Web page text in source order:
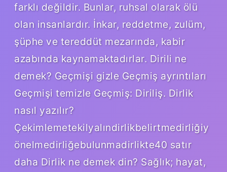
farklı değildir. Bunlar, ruhsal olarak ölü
olan insanlardır. İnkar, reddetme, zulüm,
şüphe ve tereddüt mezarında, kabir
azabında kaynamaktadırlar. Dirili ne
demek? Geçmişi gizle Geçmiş ayrıntıları
Geçmişi temizle Geçmiş: Diriliş. Dirlik
nasıl yazılır?
Çekimlemetekilyalındirlikbelirtmedirliğiy
önelmedirliğebulunmadirlikte40 satır
daha Dirlik ne demek din? Sağlık; hayat,